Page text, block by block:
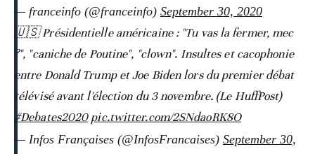
— franceinfo (@franceinfo) September 30, 2020
🇺🇸 Présidentielle américaine : "Tu vas la fermer, mec
?", "caniche de Poutine", "clown". Insultes et cacophonie
entre Donald Trump et Joe Biden lors du premier débat
télévisé avant l'élection du 3 novembre. (Le HuffPost)
#Debates2020 pic.twitter.com/2SNdaoRK8O
— Infos Françaises (@InfosFrancaises) September 30,